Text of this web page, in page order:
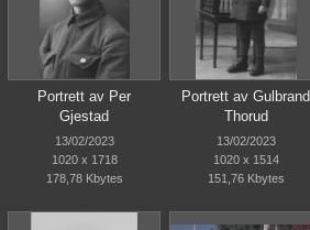
Portrett av Per
Gjestad
13/02/2023
1020 x 1718
178,78 Kbytes
Portrett av Gulbrand
Thorud
13/02/2023
1020 x 1514
151,76 Kbytes